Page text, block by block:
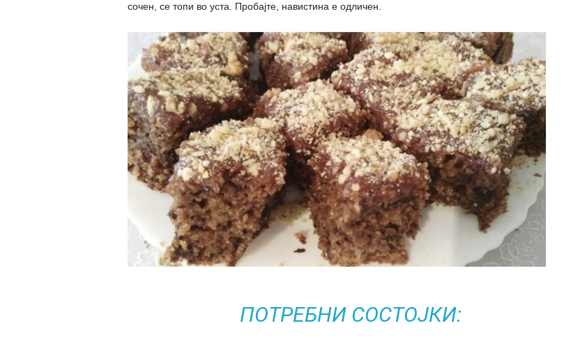
сочен, се топи во уста. Пробајте, навистина е одличен.
ПОТРЕБНИ СОСТОЈКИ: